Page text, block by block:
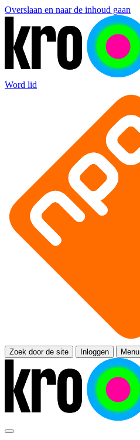
Overslaan en naar de inhoud gaan
Word lid
Zoek door de site Inloggen Menu